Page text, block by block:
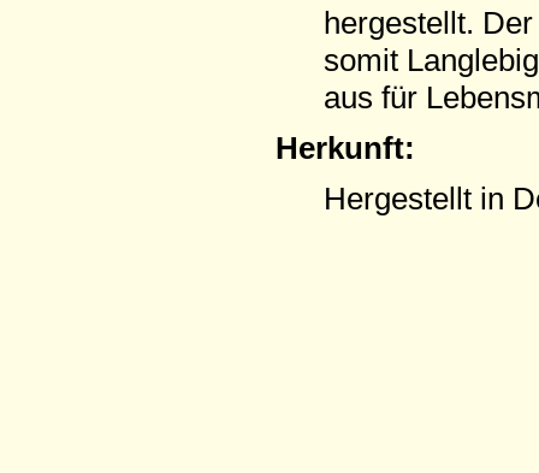
hergestellt.
somit
aus für
Herkunft:
Hergestellt in